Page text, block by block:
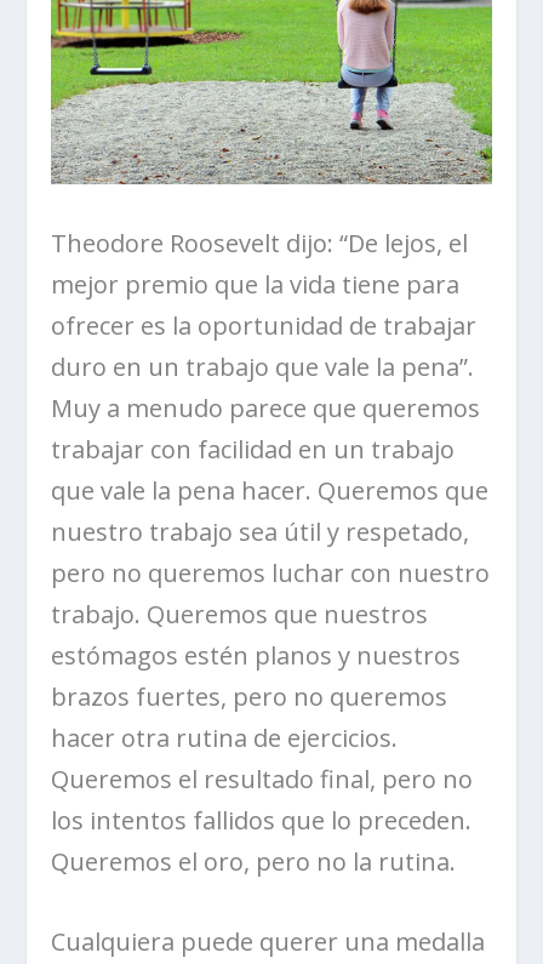
Theodore Roosevelt dijo: “De lejos, el
mejor premio que la vida tiene para
ofrecer es la oportunidad de trabajar
duro en un trabajo que vale la pena”.
Muy a menudo parece que queremos
trabajar con facilidad en un trabajo
que vale la pena hacer. Queremos que
nuestro trabajo sea útil y respetado,
pero no queremos luchar con nuestro
trabajo. Queremos que nuestros
estómagos estén planos y nuestros
brazos fuertes, pero no queremos
hacer otra rutina de ejercicios.
Queremos el resultado final, pero no
los intentos fallidos que lo preceden.
Queremos el oro, pero no la rutina.
Cualquiera puede querer una medalla